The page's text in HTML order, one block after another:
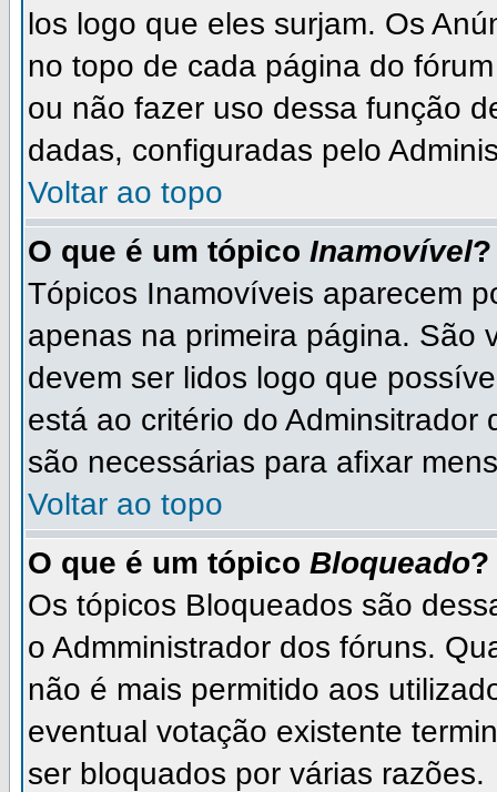
los logo que eles surjam. Os
no topo de cada página do
ou não fazer uso dessa função
dadas, configuradas pelo
Voltar ao topo
O que é um tópico Inamovível?
Tópicos Inamovíveis aparecem
apenas na primeira página. São
devem ser lidos logo que
está ao critério do
são necessárias para afixar
Voltar ao topo
O que é um tópico Bloqueado?
Os tópicos Bloqueados são
o Admministrador dos fóruns.
não é mais permitido aos
eventual votação existente
ser bloquados por várias razões.